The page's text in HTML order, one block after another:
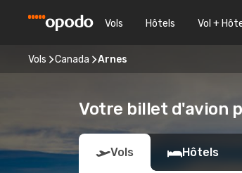
Vols Hôtels Vol +
Vols Canada Arnes
Votre billet d'avion
Vols Hôtels